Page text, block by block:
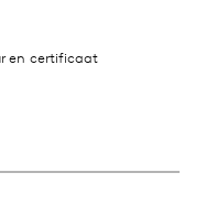
en certificaat